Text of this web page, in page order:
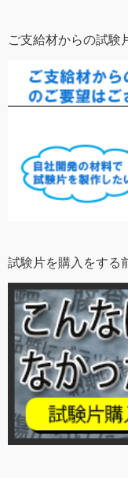
ご支給材からの試験
試験片を購入をする